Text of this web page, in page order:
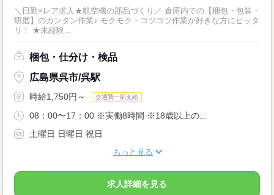
＼日勤×レア求人★航空機の部品づくり／ 倉庫内での【梱包・包装・
研磨】のカンタン作業♪ モクモク・コツコツ作業が好きな方にピッタ
リ！ ★未経験...
梱包・仕分け・検品
広島県呉市/呉駅
時給1,750円～ 交通費一部支給
08：00〜17：00 ※実働8時間 ※18歳以上の...
土曜日 日曜日 祝日
もっと見る
求人詳細を見る